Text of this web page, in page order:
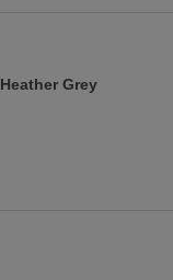
Heather Grey